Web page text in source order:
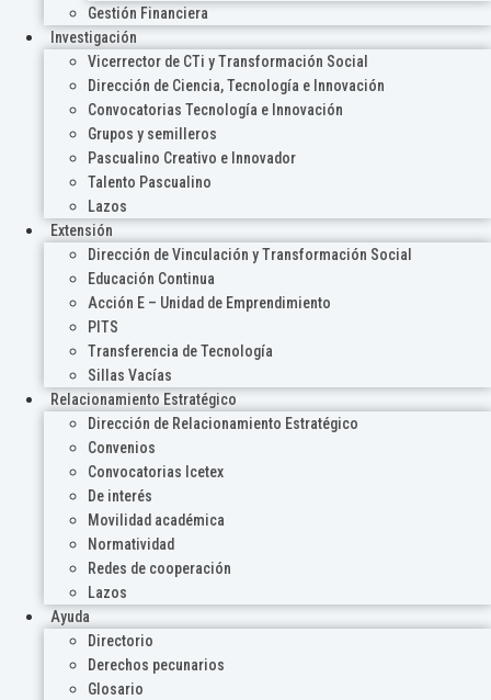
Gestión Financiera
Investigación
Vicerrector de CTi y Transformación Social
Dirección de Ciencia, Tecnología e Innovación
Convocatorias Tecnología e Innovación
Grupos y semilleros
Pascualino Creativo e Innovador
Talento Pascualino
Lazos
Extensión
Dirección de Vinculación y Transformación Social
Educación Continua
Acción E – Unidad de Emprendimiento
PITS
Transferencia de Tecnología
Sillas Vacías
Relacionamiento Estratégico
Dirección de Relacionamiento Estratégico
Convenios
Convocatorias Icetex
De interés
Movilidad académica
Normatividad
Redes de cooperación
Lazos
Ayuda
Directorio
Derechos pecunarios
Glosario